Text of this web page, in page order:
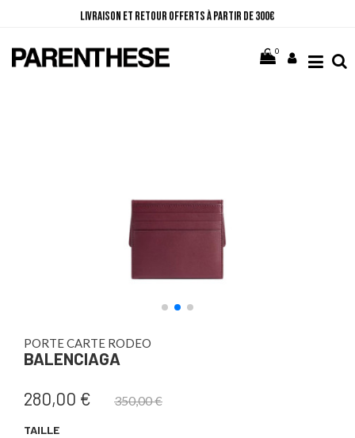
Livraison et retour offerts à partir de 300€
Paiement en 3 ou 4 fois sans frais 0
PORTE CARTE RODEO
BALENCIAGA
280,00 € 350,00 €
TAILLE